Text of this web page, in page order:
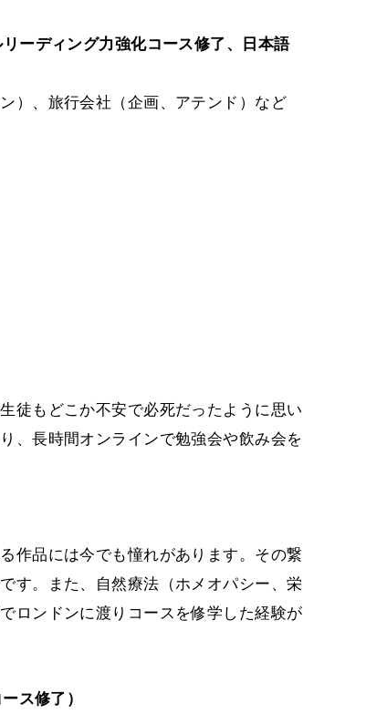
ーディング力強化コース修了、日本語
）、旅行会社（企画、アテンド）など
徒もどこか不安で必死だったように思い
、長時間オンラインで勉強会や飲み会を
作品には今でも憧れがあります。その繋
す。また、自然療法（ホメオパシー、栄
ロンドンに渡りコースを修学した経験が
ス修了）